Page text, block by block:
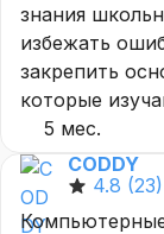
знания
избежать
закрепить
которые
5 мес.
CODDY
4.8 (23)